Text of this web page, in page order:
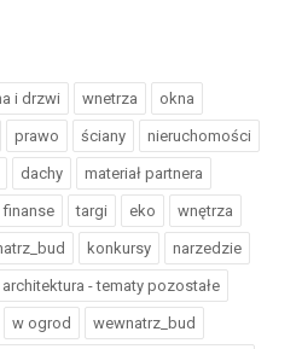
i drzwi wnetrza okna
prawo ściany nieruchomości
dachy materiał partnera
finanse targi eko wnętrza
konkursy narzedzie
- tematy pozostałe
w ogrod wewnatrz_bud